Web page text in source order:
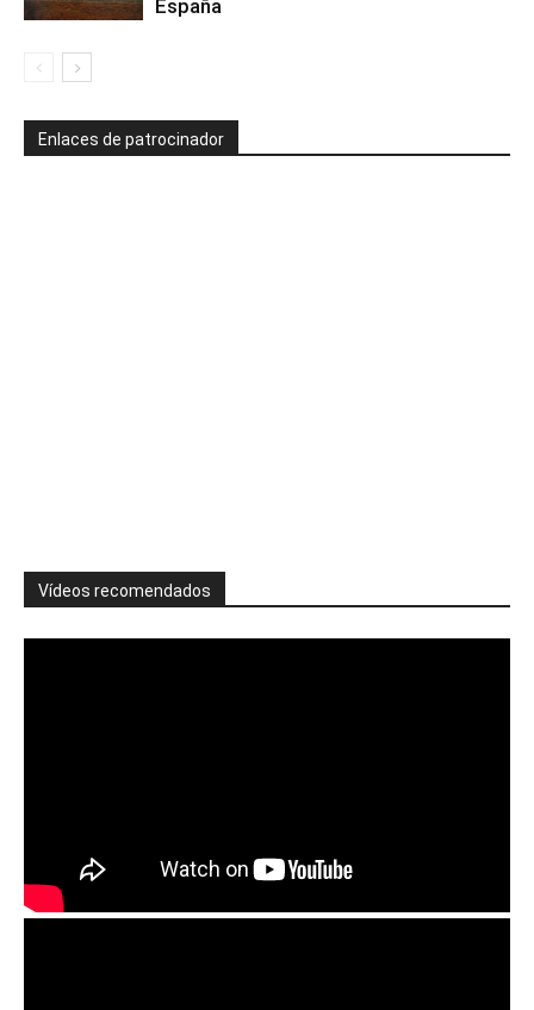
España
Enlaces de patrocinador
Vídeos recomendados